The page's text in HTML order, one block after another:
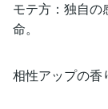
モテ方：独自の
命。
相性アップの香